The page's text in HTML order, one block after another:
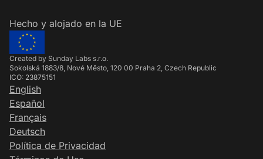
Hecho y alojado en la UE
Created by Sunday Labs s.r.o.
Sokolská 1883/8, Nové Město, 120 00 Praha 2, Czech Republic
ICO: 23875151
English
Español
Français
Deutsch
Política de Privacidad